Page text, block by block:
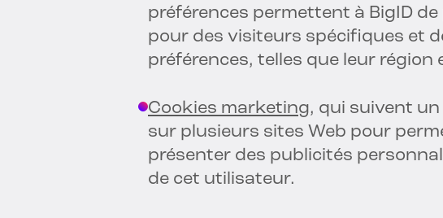
préférences permettent à BigID
pour des visiteurs spécifiques et
préférences, telles que leur région
Cookies marketing, qui suivent
sur plusieurs sites Web pour
présenter des publicités
de cet utilisateur.